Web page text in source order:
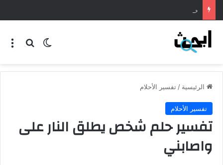
طريقة عمل المنسف الاردني
الرئيسية / تفسير الأحلام
تفسير الأحلام
تفسير حلم شخص يطلق النار على
واصابني